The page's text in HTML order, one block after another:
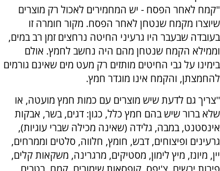
"קמח לאחר הפסח - יש המחמירים לאכול רק מוצרים
שיוצרו מקמח שנטחן לאחר הפסח. מקור חומרה זו
בעובדה שבעבר היו גרעיני החיטה נרחצים זמן רב במים,
וממילא הקמח שנטחן מהם היה נחשב לחמץ. אולם
בימינו על גבי החיטים מותזים רק מעט מים שאינם גורמים
להחמצתן, והקמח אינו מוגדר חמץ.
''צריך גם לדעת שיש מוצרים עם כמות חמץ מועטה, או
שלא ברור שיש בהם חמץ כלל, כגון: דגים, בשר, אבקות
אינסטנט, במבה, גלידה (שאינה מכילה שברי עוגיות),
גרעינים ופיצוחים, דבש, חומץ, חלווה, סלטים וממרחים,
יין, מיונז, מיץ לימון, מסטיקים, מרגרינה, משקאות קלים,